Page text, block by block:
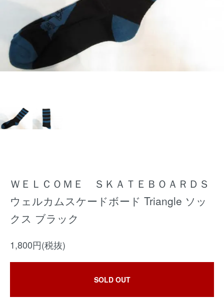
ＷＥＬＣＯＭＥ ＳＫＡＴＥＢＯＡＲＤＳ
ウェルカムスケードボード Triangle ソッ
クス ブラック
1,800円(税抜)
SOLD OUT